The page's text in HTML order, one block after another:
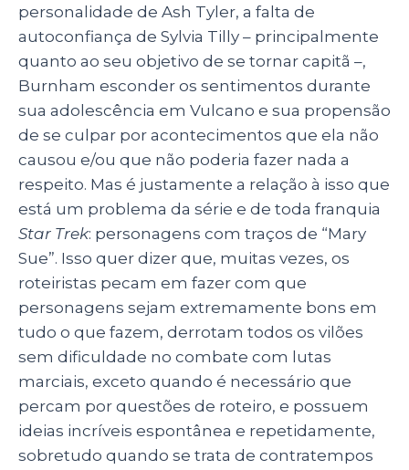
personalidade de Ash Tyler, a falta de
autoconfiança de Sylvia Tilly – principalmente
quanto ao seu objetivo de se tornar capitã –,
Burnham esconder os sentimentos durante
sua adolescência em Vulcano e sua propensão
de se culpar por acontecimentos que ela não
causou e/ou que não poderia fazer nada a
respeito. Mas é justamente a relação à isso que
está um problema da série e de toda franquia
Star Trek: personagens com traços de “Mary
Sue”. Isso quer dizer que, muitas vezes, os
roteiristas pecam em fazer com que
personagens sejam extremamente bons em
tudo o que fazem, derrotam todos os vilões
sem dificuldade no combate com lutas
marciais, exceto quando é necessário que
percam por questões de roteiro, e possuem
ideias incríveis espontânea e repetidamente,
sobretudo quando se trata de contratempos